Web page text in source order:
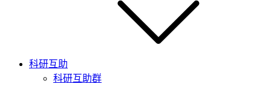
科研互助
科研互助群